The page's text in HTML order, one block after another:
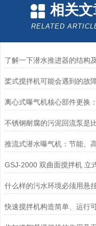
相关文
RELATED
了解一下潜水推进器的结构
桨式搅拌机可能会遇到的故
快速搅拌机构造简单、运行